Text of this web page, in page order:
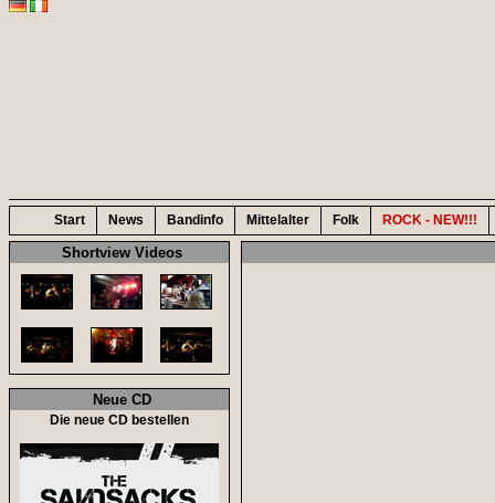
Start News Bandinfo Mittelalter Folk ROCK - NEW!!!
Shortview Videos
Neue CD
Die neue CD bestellen